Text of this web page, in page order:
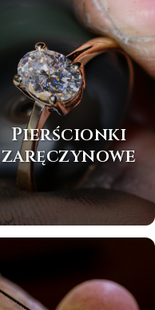
Pierścionki
zaręczynowe